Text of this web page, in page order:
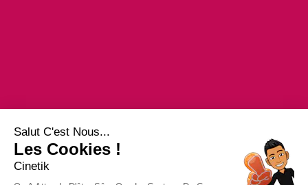
Salut C'est Nous...
Les Cookies !
Cinetik